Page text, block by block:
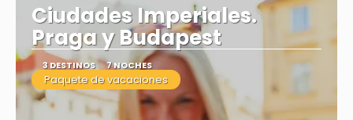
Ciudades Imperiales.
Praga y Budapest
3 DESTINOS 7 NOCHES
Paquete de vacaciones